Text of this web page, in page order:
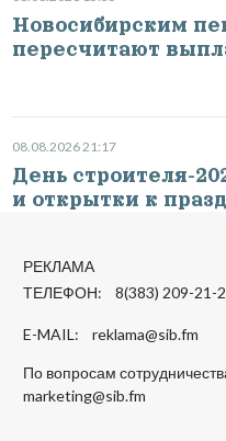
Новосибирским
пересчитают
08.08.2026 21:17
День строителя-
и открытки к
РЕКЛАМА
ТЕЛЕФОН: 8(383) 209-21-
E-MAIL: reklama@sib.fm
По вопросам
marketing@sib.fm